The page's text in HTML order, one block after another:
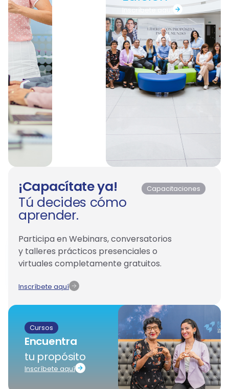
50+
Charlas
sobre
Encuentra
recursos
Conoce
Inscríbete aquí
Capacitaciones
¡Capacítate ya!
Tú decides cómo
aprender.
Participa en Webinars, conversatorios
y talleres prácticos presenciales o
virtuales completamente gratuitos.
Inscríbete aquí
Cursos
Encuentra
tu propósito
Inscríbete aquí